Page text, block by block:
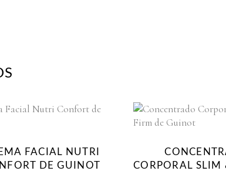
FACIAL NUTRI
DE GUINOT
CORPORAL SLIM